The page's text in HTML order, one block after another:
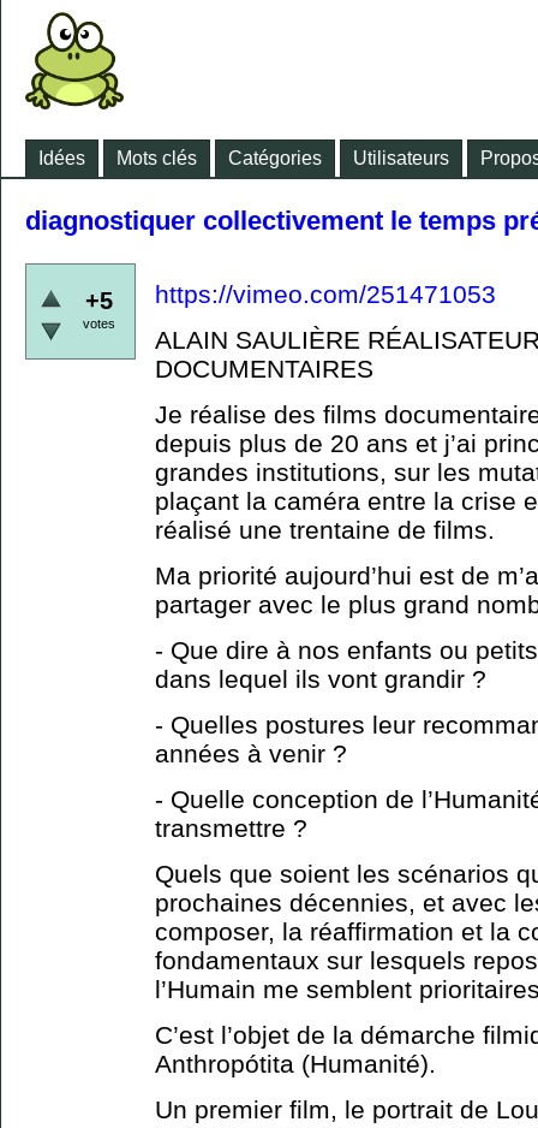
Idées Mots clés Catégories Utilisateurs
diagnostiquer collectivement le temps
+5
votes
https://vimeo.com/251471053
ALAIN SAULIÈRE
DOCUMENTAIRES
Je réalise des films
depuis plus de 20 ans et j’ai
grandes institutions, sur les
plaçant la caméra entre la crise
réalisé une trentaine de films.
Ma priorité aujourd’hui est de
partager avec le plus grand
- Que dire à nos enfants ou
dans lequel ils vont grandir ?
- Quelles postures leur
années à venir ?
- Quelle conception de
transmettre ?
Quels que soient les scénarios
prochaines décennies, et avec
composer, la réaffirmation et la
fondamentaux sur lesquels
l’Humain me semblent
C’est l’objet de la démarche
Anthropótita (Humanité).
Un premier film, le portrait de